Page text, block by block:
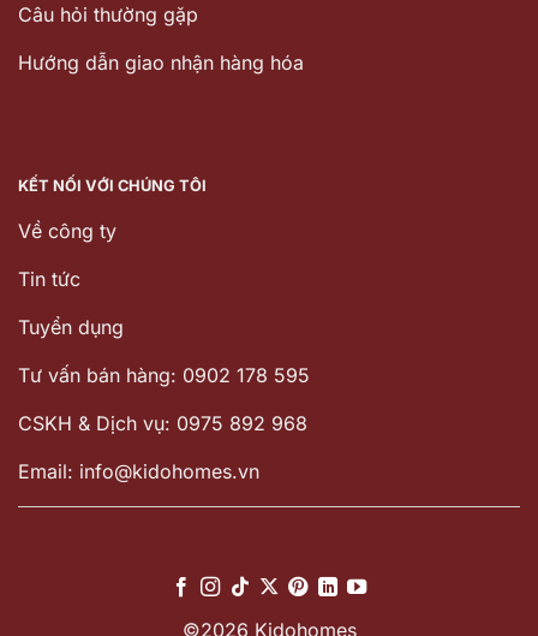
Câu hỏi thường gặp
Hướng dẫn giao nhận hàng hóa
KẾT NỐI VỚI CHÚNG TÔI
Về công ty
Tin tức
Tuyển dụng
Tư vấn bán hàng: 0902 178 595
CSKH & Dịch vụ: 0975 892 968
Email: info@kidohomes.vn
©2026 Kidohomes